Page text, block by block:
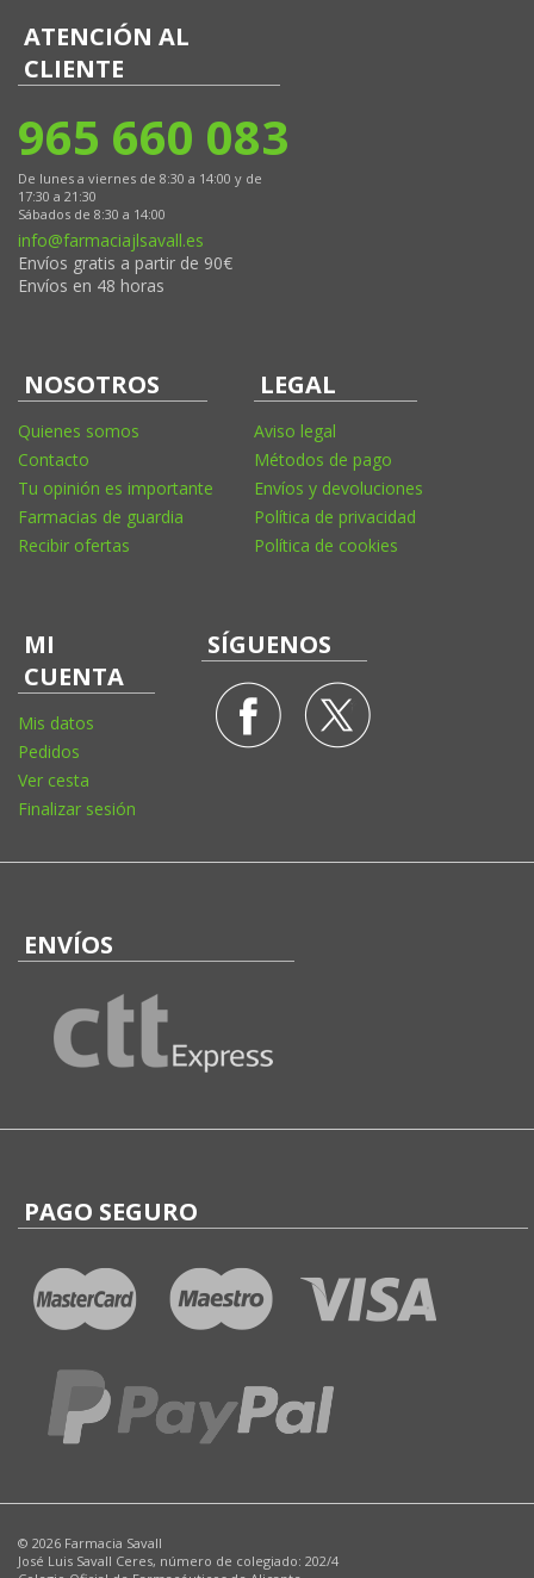
ATENCIÓN AL
CLIENTE
965 660 083
De lunes a viernes de 8:30 a 14:00 y de
17:30 a 21:30
Sábados de 8:30 a 14:00
info@farmaciajlsavall.es
Envíos gratis a partir de 90€
Envíos en 48 horas
NOSOTROS
Quienes somos
Contacto
Tu opinión es importante
Farmacias de guardia
Recibir ofertas
LEGAL
Aviso legal
Métodos de pago
Envíos y devoluciones
Política de privacidad
Política de cookies
MI
CUENTA
Mis datos
Pedidos
Ver cesta
Finalizar sesión
SÍGUENOS
ENVÍOS
PAGO SEGURO
© 2026 Farmacia Savall
José Luis Savall Ceres, número de colegiado: 202/4